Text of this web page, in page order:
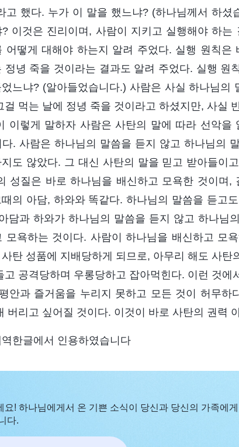
고 했다. 누가 이 말을 했느냐? (하나님께서 하셨
? 이것은 진리이며, 사람이 지키고 실행해야 하
어떻게 대해야 하는지 알려 주었다. 실행 원칙은
정녕 죽을 것이라는 결과도 알려 주었다. 실행 원
느냐? (알아들었습니다.) 사람은 사실 하나님의
걸 먹는 날에 정녕 죽을 것이라고 하셨지만, 사실
이렇게 말하자 사람은 사탄의 말에 따라 선악
. 사람은 하나님의 말씀을 듣지 않고 하나님의
도 않았다. 그 대신 사탄의 말을 믿고 받아들이
성질은 바로 하나님을 배신하고 모욕한 것이며
의 아담, 하와와 똑같다. 하나님의 말씀을 듣고
담과 하와가 하나님의 말씀을 듣지 않고 하나님
모욕하는 것이다. 사람이 하나님을 배신하고 모
탄 성품에 지배당하게 되므로, 아무리 해도 사
고 공격당하며 우롱당하고 잡아먹힌다. 이런 것에
안과 즐거움을 누리지 못하고 모든 것이 허무하
버리고 싶어질 것이다. 이것이 바로 사탄의 권력
한글에서 인용하였습니다
요! 하나님에게서 온 기쁜 소식이 당신과 당신의 가족에게
다.